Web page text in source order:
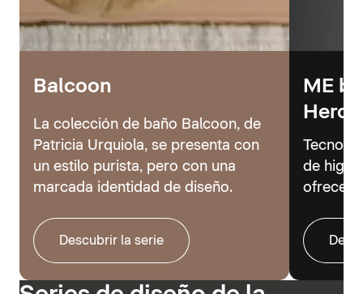
Balcoon
La colección de baño Balcoon, de
Patricia Urquiola, se presenta con
un estilo purista, pero con una
marcada identidad de diseño.
Descubrir la serie
ME
Hero
de
ofrecer